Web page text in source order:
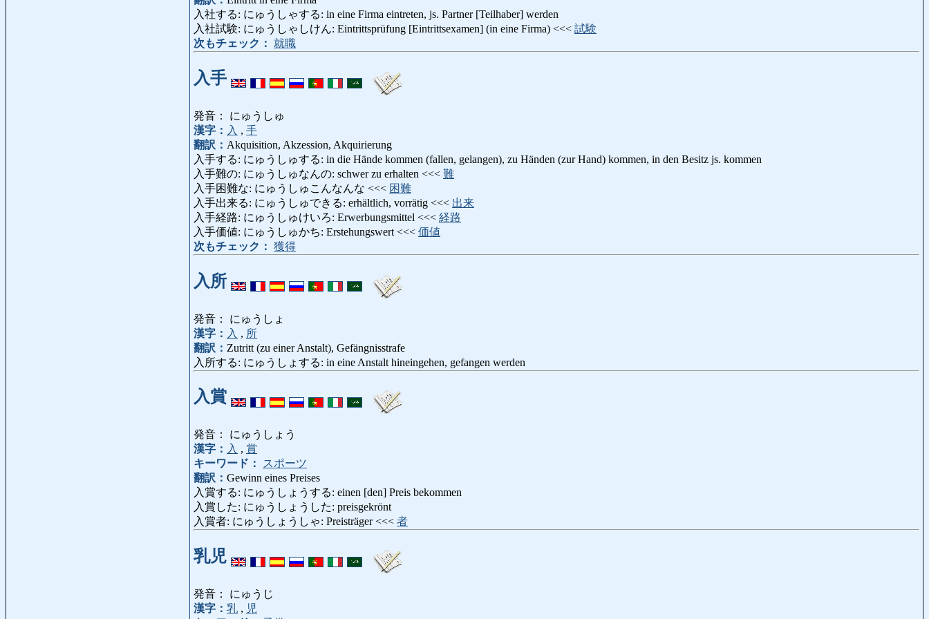
入社する: にゅうしゃする: in eine Firma eintreten, js. Partner [Teilhaber] werden
入社試験: にゅうしゃしけん: Eintrittsprüfung [Eintrittsexamen] (in eine Firma) <<< 試験
次もチェック：
就職
入手
発音： にゅうしゅ
漢字： 入 , 手
翻訳： Akquisition, Akzession, Akquirierung
入手する: にゅうしゅする: in die Hände kommen (fallen, gelangen), zu Händen (zur Hand) kommen, in den Besitz js. kommen
入手難の: にゅうしゅなんの: schwer zu erhalten <<< 難
入手困難な: にゅうしゅこんなんな <<< 困難
入手出来る: にゅうしゅできる: erhältlich, vorrätig <<< 出来
入手経路: にゅうしゅけいろ: Erwerbungsmittel <<< 経路
入手価値: にゅうしゅかち: Erstehungswert <<< 価値
次もチェック： 獲得
入所
発音： にゅうしょ
漢字： 入 , 所
翻訳： Zutritt (zu einer Anstalt), Gefängnisstrafe
入所する: にゅうしょする: in eine Anstalt hineingehen, gefangen werden
入賞
発音： にゅうしょう
漢字： 入 , 賞
キーワード：
スポーツ
翻訳： Gewinn eines Preises
入賞する: にゅうしょうする: einen [den] Preis bekommen
入賞した: にゅうしょうした: preisgekrönt
入賞者: にゅうしょうしゃ: Preisträger <<< 者
乳児
発音： にゅうじ
漢字： 乳 , 児